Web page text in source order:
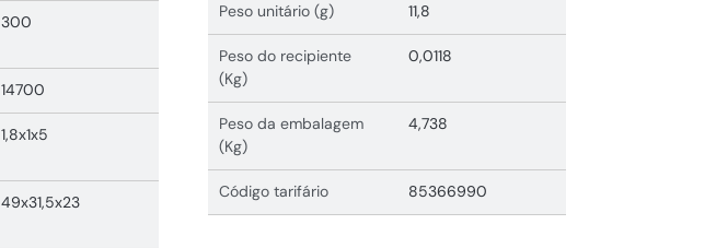
300
14700
1,8x1x5
49x31,5x23
Peso unitário (g) 11,8
Peso do recipiente
(Kg)
0,0118
Peso da embalagem
(Kg)
4,738
Código tarifário 85366990